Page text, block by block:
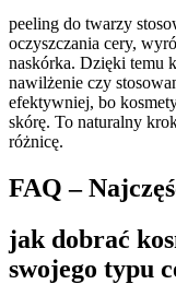
peeling do twarzy
oczyszczania cery,
naskórka. Dzięki temu
nawilżenie czy
efektywniej, bo
skórę. To naturalny
różnicę.
FAQ –
jak dobrać
swojego typu